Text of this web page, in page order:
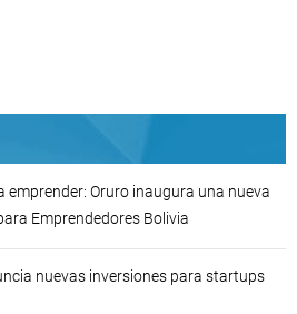
Oruro inaugura una nueva
Emprendedores Bolivia
nuevas inversiones para startups